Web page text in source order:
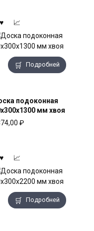
Подробней
подоконная
мм хвоя
₽
Подробней